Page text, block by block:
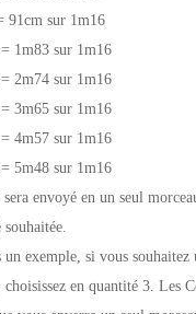
91cm sur 1m16
1m83 sur 1m16
2m74 sur 1m16
3m65 sur 1m16
4m57 sur 1m16
5m48 sur 1m16
envoyé en un seul
souhaitée.
un exemple, si vous souhaitez
choisissez en quantité 3. Les